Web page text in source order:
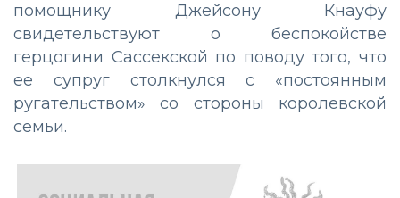
помощнику Джейсону Кнауфу
свидетельствуют о беспокойстве
герцогини Сассекской по поводу того, что
ее супруг столкнулся с «постоянным
ругательством» со стороны королевской
семьи.